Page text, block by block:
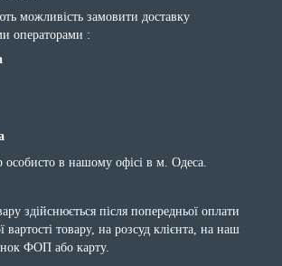
можливість замовити доставку
операторами :
особисто в нашому офісі в м. Одеса.
здійснюється після попередньої оплати
вартості товару, на розсуд клієнта, на наш
ФОП або карту.